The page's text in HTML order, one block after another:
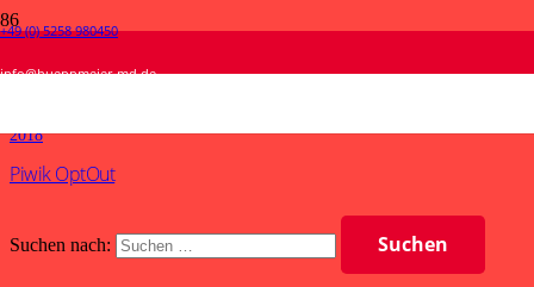
+49 (0) 5258 980450
info@hueppmeier-md.de
Jahr:2018
2018
Piwik OptOut
Suchen nach: